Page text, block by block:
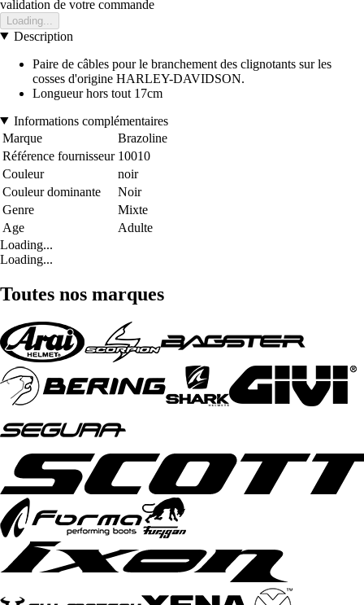
validation de votre commande
Loading...
Description
Paire de câbles pour le branchement des clignotants sur les
cosses d'origine HARLEY-DAVIDSON.
Longueur hors tout 17cm
Informations complémentaires
Marque
Brazoline
Référence fournisseur 10010
Couleur
noir
Couleur dominante
Noir
Genre
Mixte
Age
Adulte
Loading...
Loading...
Toutes nos marques